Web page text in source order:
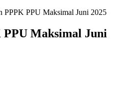
PPPK PPU Maksimal Juni 2025
Maksimal Juni